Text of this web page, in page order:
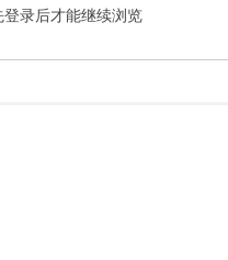
登录后才能继续浏览